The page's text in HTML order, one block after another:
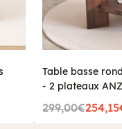
Table basse
- 2 plateaux
299,00€